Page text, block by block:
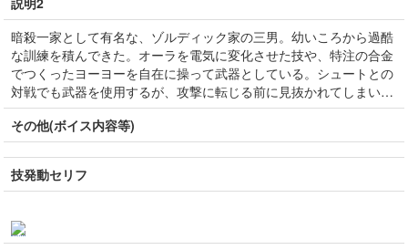
暗殺一家として有名な、ゾルディック家の三男。幼いころから過酷
な訓練を積んできた。オーラを電気に変化させた技や、特注の合金
でつくったヨーヨーを自在に操って武器としている。シュートとの
対戦でも武器を使用するが、攻撃に転じる前に見抜かれてしまい…
その他(ボイス内容等)
技発動セリフ